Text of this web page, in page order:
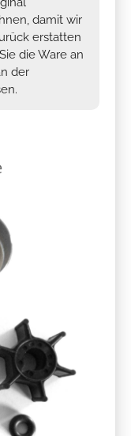
damit wir
erstatten
die Ware an
der